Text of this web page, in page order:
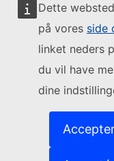
Dette
på vores side
linket neders
du vil have
dine
Følg Europa-
Kontakt os
Indberet en IT-
Sprog på vores
(Eksternt
Juridisk meddelelse